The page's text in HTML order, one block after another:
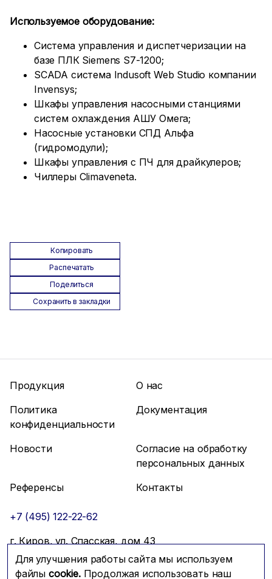
Используемое оборудование:
Система управления и диспетчеризации на
базе ПЛК Siemens S7-1200;
SCADA система Indusoft Web Studio компании
Invensys;
Шкафы управления насосными станциями
систем охлаждения АШУ Омега;
Насосные установки СПД Альфа
(гидромодули);
Шкафы управления с ПЧ для драйкулеров;
Чиллеры Climaveneta.
Копировать
Распечатать
Поделиться
Сохранить в закладки
Для улучшения работы сайта мы используем
файлы cookie.Продолжая использовать наш
Продукция
О нас
Политика
конфиденциальности
Документация
Новости
Согласие на обработку
персональных данных
Референсы
Контакты
+7 (495) 122-22-62
г. Киров, ул. Спасская, дом 43
info@mfmc.ru
Связаться с нами